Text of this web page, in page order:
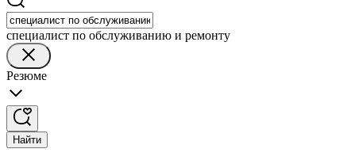
специалист по обслуживанию и ремонту
Резюме
Найти